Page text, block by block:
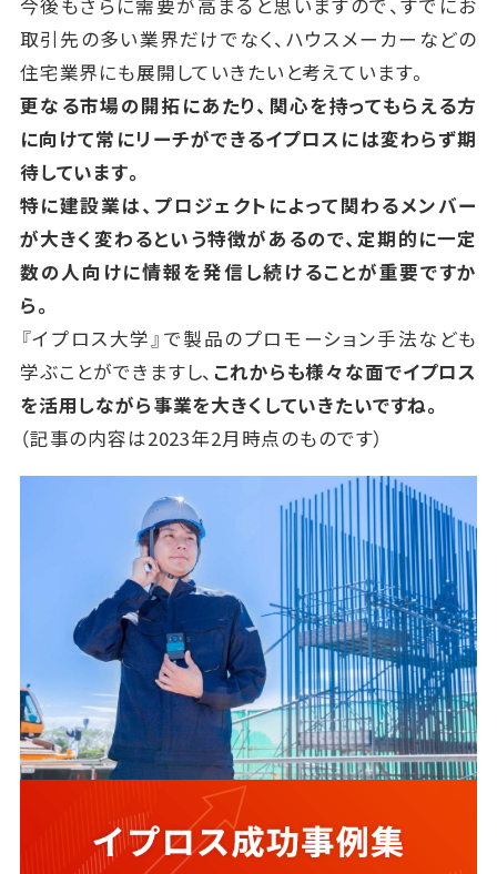
今後もさらに需要が高まると思いますので、すでにお
取引先の多い業界だけでなく、ハウスメーカーなどの
住宅業界にも展開していきたいと考えています。
更なる市場の開拓にあたり、関心を持ってもらえる方
に向けて常にリーチができるイプロスには変わらず期
待しています。
特に建設業は、プロジェクトによって関わるメンバー
が大きく変わるという特徴があるので、定期的に一定
数の人向けに情報を発信し続けることが重要ですか
ら。
『イプロス大学』で製品のプロモーション手法なども
学ぶことができますし、 これからも様々な面でイプロス
を活用しながら事業を大きくしていきたいですね。
（記事の内容は2023年2月時点のものです）